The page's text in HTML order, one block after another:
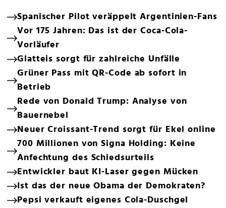
Spanischer Pilot veräppelt Argentinien-Fans
Vor 175 Jahren: Das ist der Coca-Cola-
Vorläufer
Glatteis sorgt für zahlreiche Unfälle
Grüner Pass mit QR-Code ab sofort in
Betrieb
Rede von Donald Trump: Analyse von
Bauernebel
Neuer Croissant-Trend sorgt für Ekel online
700 Millionen von Signa Holding: Keine
Anfechtung des Schiedsurteils
Entwickler baut KI-Laser gegen Mücken
Ist das der neue Obama der Demokraten?
Pepsi verkauft eigenes Cola-Duschgel